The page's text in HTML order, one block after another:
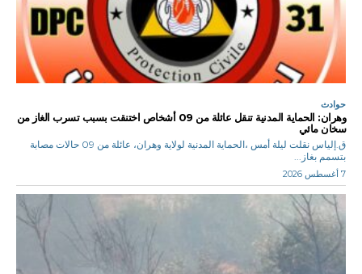
حوادث
وهران: الحماية المدنية تنقل عائلة من 09 أشخاص اختنقت بسبب تسرب الغاز من
سخان مائي
ق.إلياس نقلت ليلة أمس ،الحماية المدنية لولاية وهران، عائلة من 09 حالات مصابة
بتسمم بغاز...
7 أغسطس 2026